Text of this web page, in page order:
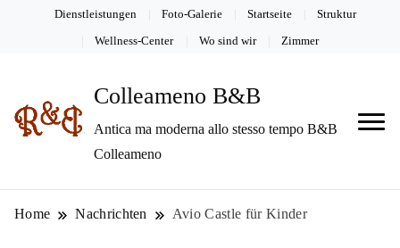
Dienstleistungen Foto-Galerie Startseite Struktur
Wellness-Center Wo sind wir Zimmer
Colleameno B&B
Antica ma moderna allo stesso tempo B&B
Colleameno
Home Nachrichten Avio Castle für Kinder